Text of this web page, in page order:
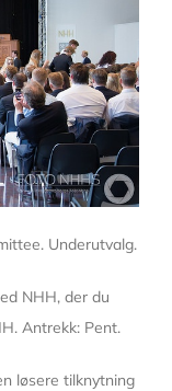
Underutvalg.
NHH, der du
Antrekk: Pent.
løsere tilknytning